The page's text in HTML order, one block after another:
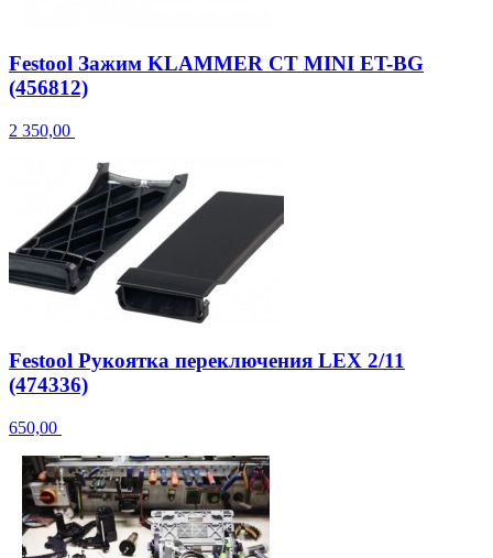
Festool Зажим KLAMMER CT MINI ET-BG
(456812)
2 350,00
Festool Рукоятка переключения LEX 2/11
(474336)
650,00